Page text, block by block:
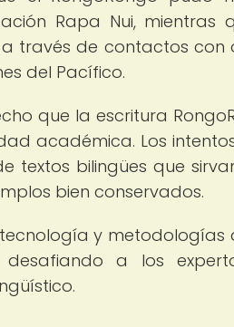
Rapa Nui,
a través de contactos
del Pacífico.
que la escritura
académica. Los
textos bilingües que
bien conservados.
y metodologías
a los